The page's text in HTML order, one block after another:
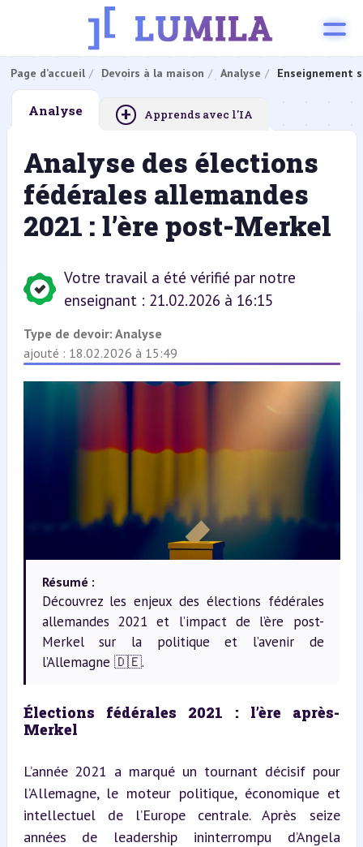
Page d’accueil Devoirs à la maison Analyse Enseignement
Analyse + Apprends avec l'IA
Analyse des élections
fédérales allemandes
2021 : l’ère post-Merkel
Votre travail a été vérifié par notre
enseignant : 21.02.2026 à 16:15
Type de devoir: Analyse
ajouté : 18.02.2026 à 15:49
Résumé :
Découvrez les enjeux des élections fédérales
allemandes 2021 et l’impact de l’ère post-
Merkel sur la politique et l’avenir de
l’Allemagne 🇩🇪.
Élections fédérales 2021 : l’ère après-
Merkel
L’année 2021 a marqué un tournant décisif pour
l’Allemagne, le moteur politique, économique et
intellectuel de l’Europe centrale. Après seize
années de leadership ininterrompu d’Angela